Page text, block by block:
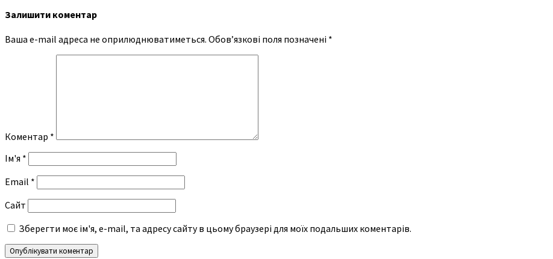
Залишити коментар
Ваша e-mail адреса не оприлюднюватиметься. Обов’язкові поля позначені *
Коментар *
Ім'я *
Email *
Сайт
Зберегти моє ім'я, e-mail, та адресу сайту в цьому браузері для моїх подальших коментарів.